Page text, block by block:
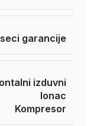
garancije
izduvni
lonac
Kompresor